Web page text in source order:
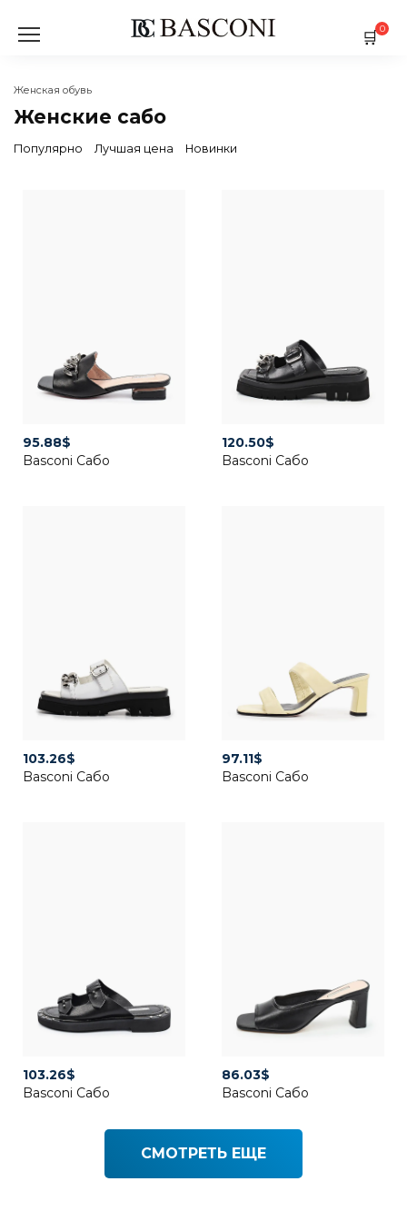
содержанию
0
Женская обувь
Женские сабо
Популярно Лучшая цена Новинки
95.88$
Basconi Сабо
120.50$
Basconi Сабо
103.26$
Basconi Сабо
97.11$
Basconi Сабо
103.26$
Basconi Сабо
86.03$
Basconi Сабо
СМОТРЕТЬ ЕЩЕ